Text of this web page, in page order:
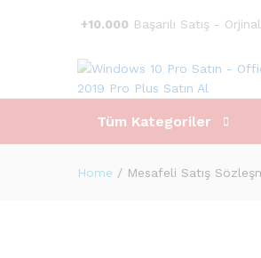
+10.000 Başarılı Satış -
Tüm Kategoriler
Home / Mesafeli Satış